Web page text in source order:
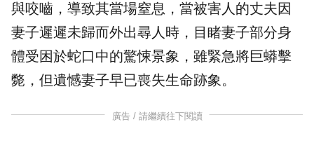
與咬嚙 ，導致其當場窒息，當被害人的丈夫因
妻子遲遲未歸而外出尋人時，目睹妻子部分身
體受困於蛇口中的驚悚景象，雖緊急將巨蟒擊
斃，但遺憾妻子早已喪失生命跡象。
廣告 / 請繼續往下閱讀